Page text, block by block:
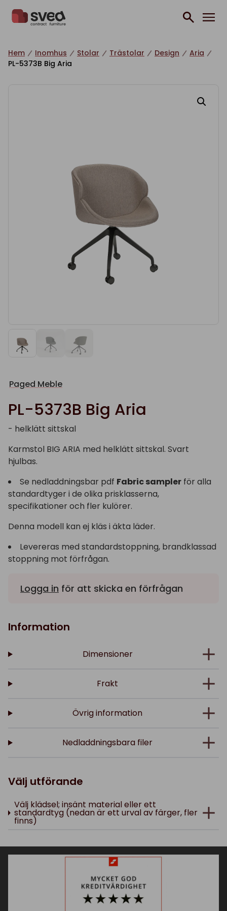
Hem Inomhus Stolar Trästolar Design
Aria
PL-5373B Big Aria
Paged Meble
PL-5373B Big Aria
- helklätt sittskal
Karmstol BIG ARIA med helklätt sittskal. Svart
hjulbas.
Se nedladdningsbar pdf Fabric sampler för alla
standardtyger i de olika prisklasserna,
specifikationer och fler kulörer.
Denna modell kan ej kläs i äkta läder.
Levereras med standardstoppning, brandklassad
stoppning mot förfrågan.
Logga in för att skicka en förfrågan
Information
Dimensioner
Frakt
Övrig information
Nedladdningsbara filer
Välj utförande
Välj klädsel; insänt material eller ett
standardtyg (nedan är ett urval av färger, fler
finns)